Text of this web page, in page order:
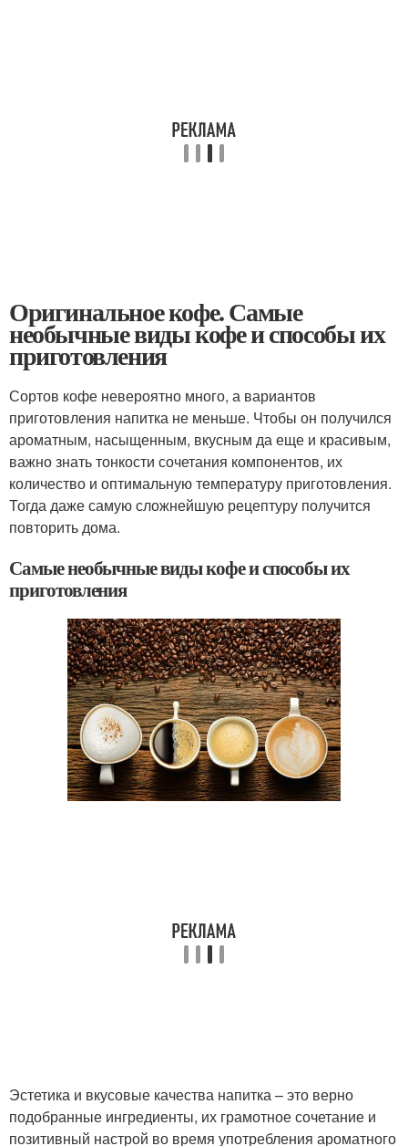
Оригинальное кофе. Самые
необычные виды кофе и способы их
приготовления
Сортов кофе невероятно много, а вариантов
приготовления напитка не меньше. Чтобы он получился
ароматным, насыщенным, вкусным да еще и красивым,
важно знать тонкости сочетания компонентов, их
количество и оптимальную температуру приготовления.
Тогда даже самую сложнейшую рецептуру получится
повторить дома.
Самые необычные виды кофе и способы их
приготовления
Эстетика и вкусовые качества напитка – это верно
подобранные ингредиенты, их грамотное сочетание и
позитивный настрой во время употребления ароматного